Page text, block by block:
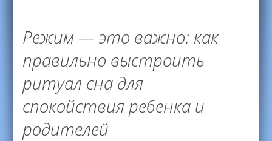
Режим — это важно: как
правильно выстроить
ритуал сна для
спокойствия ребенка и
родителей